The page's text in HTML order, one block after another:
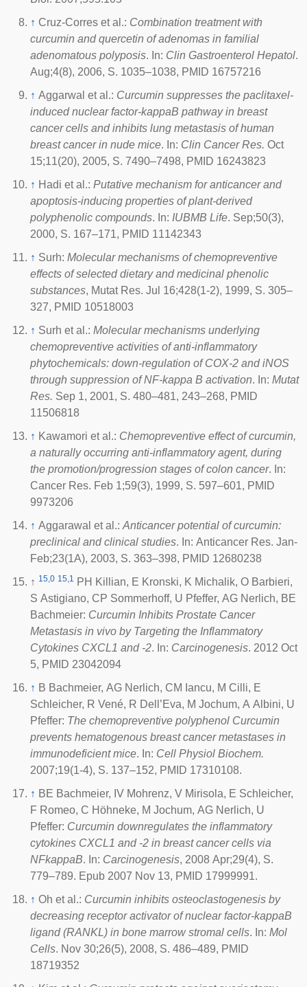
↑ Cruz-Corres et al.: Combination treatment with
curcumin and quercetin of adenomas in familial
adenomatous polyposis. In: Clin Gastroenterol Hepatol.
Aug;4(8), 2006, S. 1035–1038, PMID 16757216
↑ Aggarwal et al.: Curcumin suppresses the paclitaxel-
induced nuclear factor-kappaB pathway in breast
cancer cells and inhibits lung metastasis of human
breast cancer in nude mice. In: Clin Cancer Res. Oct
15;11(20), 2005, S. 7490–7498, PMID 16243823
↑ Hadi et al.: Putative mechanism for anticancer and
apoptosis-inducing properties of plant-derived
polyphenolic compounds. In: IUBMB Life. Sep;50(3),
2000, S. 167–171, PMID 11142343
↑ Surh: Molecular mechanisms of chemopreventive
effects of selected dietary and medicinal phenolic
substances, Mutat Res. Jul 16;428(1-2), 1999, S. 305–
327, PMID 10518003
↑ Surh et al.: Molecular mechanisms underlying
chemopreventive activities of anti-inflammatory
phytochemicals: down-regulation of COX-2 and iNOS
through suppression of NF-kappa B activation. In: Mutat
Res. Sep 1, 2001, S. 480–481, 243–268, PMID
11506818
↑ Kawamori et al.: Chemopreventive effect of curcumin,
a naturally occurring anti-inflammatory agent, during
the promotion/progression stages of colon cancer. In:
Cancer Res. Feb 1;59(3), 1999, S. 597–601, PMID
9973206
↑ Aggarawal et al.: Anticancer potential of curcumin:
preclinical and clinical studies. In: Anticancer Res. Jan-
Feb;23(1A), 2003, S. 363–398, PMID 12680238
↑ 15,0 15,1 PH Killian, E Kronski, K Michalik, O Barbieri,
S Astigiano, CP Sommerhoff, U Pfeffer, AG Nerlich, BE
Bachmeier: Curcumin Inhibits Prostate Cancer
Metastasis in vivo by Targeting the Inflammatory
Cytokines CXCL1 and -2. In: Carcinogenesis. 2012 Oct
5, PMID 23042094
↑ B Bachmeier, AG Nerlich, CM Iancu, M Cilli, E
Schleicher, R Vené, R Dell’Eva, M Jochum, A Albini, U
Pfeffer: The chemopreventive polyphenol Curcumin
prevents hematogenous breast cancer metastases in
immunodeficient mice. In: Cell Physiol Biochem.
2007;19(1-4), S. 137–152, PMID 17310108.
↑ BE Bachmeier, IV Mohrenz, V Mirisola, E Schleicher,
F Romeo, C Höhneke, M Jochum, AG Nerlich, U
Pfeffer: Curcumin downregulates the inflammatory
cytokines CXCL1 and -2 in breast cancer cells via
NFkappaB. In: Carcinogenesis, 2008 Apr;29(4), S.
779–789. Epub 2007 Nov 13, PMID 17999991.
↑ Oh et al.: Curcumin inhibits osteoclastogenesis by
decreasing receptor activator of nuclear factor-kappaB
ligand (RANKL) in bone marrow stromal cells. In: Mol
Cells. Nov 30;26(5), 2008, S. 486–489, PMID
18719352